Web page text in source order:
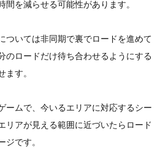
を減らせる可能性があります。
ついては非同期で裏でロードを進めて
のロードだけ待ち合わせるようにする
ます。
ームで、今いるエリアに対応するシー
リアが見える範囲に近づいたらロード
です。